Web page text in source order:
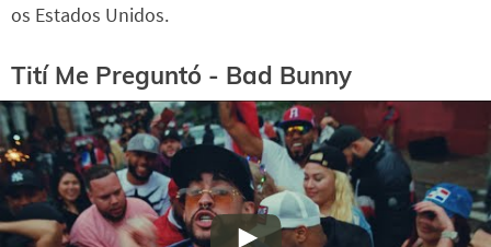
os Estados Unidos.
Tití Me Preguntó - Bad Bunny